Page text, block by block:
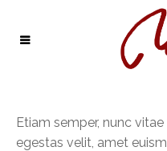
Etiam semper, nunc
egestas velit, amet